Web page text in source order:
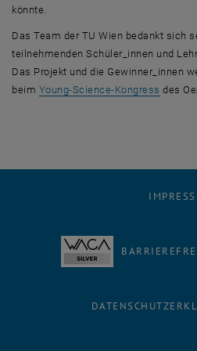
könnte.
DasTeam der TU Wien bedankt sich
teilnehmenden Schüler_innen und
Das Projekt und die Gewinner_innen
beim Young-Science-Kongress , öffnet
des